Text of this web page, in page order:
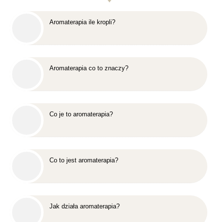
Aromaterapia ile kropli?
Aromaterapia co to znaczy?
Co je to aromaterapia?
Co to jest aromaterapia?
Jak działa aromaterapia?